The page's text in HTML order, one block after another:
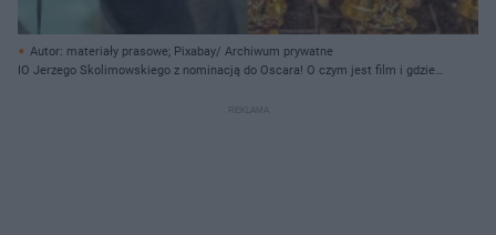
Autor: materiały prasowe; Pixabay/ Archiwum prywatne
IO Jerzego Skolimowskiego z nominacją do Oscara! O czym jest film i gdzie